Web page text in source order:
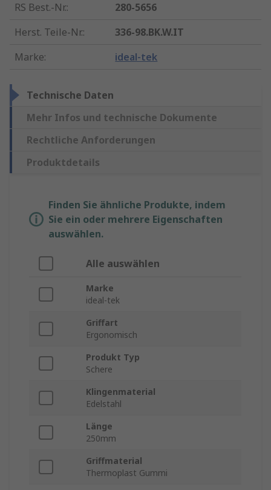
RS Best.-Nr.:
280-5656
Herst. Teile-Nr.:
336-98.BK.W.IT
Marke: ideal-tek
Technische Daten
Mehr Infos und technische Dokumente
Rechtliche Anforderungen
Produktdetails
Finden Sie ähnliche Produkte, indem
Sie ein oder mehrere Eigenschaften
auswählen.
Alle auswählen
Marke
ideal-tek
Griffart
Ergonomisch
Produkt Typ
Schere
Klingenmaterial
Edelstahl
Länge
250mm
Griffmaterial
Thermoplast Gummi